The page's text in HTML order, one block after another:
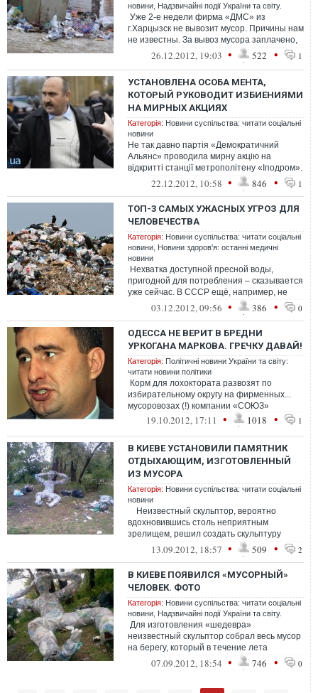
новини Надзвичайні події України та світу.
Уже 2-е недели фирма «ДМС» из
г.Харцызск не вывозит мусор. Причины нам
не известны. За вывоз мусора заплачено,
а мусор не вывозят. Почему? Дор...
26.12.2012, 19:03 • 522 • 1
УСТАНОВЛЕНА ОСОБА МЕНТА,
КОТОРЫЙ РУКОВОДИТ ИЗБИЕНИЯМИ
НА МИРНЫХ АКЦИЯХ
Категорія: Новини суспільства: читати соціальні
новини
Не так давно партія «Демократичний
Альянс» проводила мирну акцію на
відкритті станції метрополітену «Іподром».
На підході до місця подій, на...
22.12.2012, 10:58 • 846 • 1
ТОП-3 САМЫХ УЖАСНЫХ УГРОЗ ДЛЯ
ЧЕЛОВЕЧЕСТВА
Категорія: Новини суспільства: читати соціальні
новини Новини здоров'я: останні медичні
новини
Нехватка доступной пресной воды,
пригодной для потребления – сказывается
уже сейчас. В СССР ещё, например, не
знали, что простую воду можно пр...
03.12.2012, 09:56 • 386 • 0
ОДЕССА НЕ ВЕРИТ В БРЕДНИ
УРКОГАНА МАРКОВА. ГРЕЧКУ ДАВАЙ!
Категорія: Політичні новини України та світу:
читати новини політики
Корм для лохоктората развозят по
избирательному округу на фирменных...
мусоровозах (!) компании «СОЮЗ»
19.10.2012, 17:11 • 1018 • 1
В КИЕВЕ УСТАНОВИЛИ ПАМЯТНИК
ОТДЫХАЮЩИМ, ИЗГОТОВЛЕННЫЙ
ИЗ МУСОРА
Категорія: Новини суспільства: читати соціальні
новини
Неизвестный скульптор, вероятно
вдохновившись столь неприятным
зрелищем, решил создать скульптуру
человека из всего, что было выброш...
13.09.2012, 18:57 • 509 • 2
В КИЕВЕ ПОЯВИЛСЯ «МУСОРНЫЙ»
ЧЕЛОВЕК. ФОТО
Категорія: Новини суспільства: читати соціальні
новини Надзвичайні події України та світу.
Для изготовления «шедевра»
неизвестный скульптор собрал весь мусор
на берегу, который в течение лета
оставили недобросовестные посетители.
07.09.2012, 18:54 • 746 • 0